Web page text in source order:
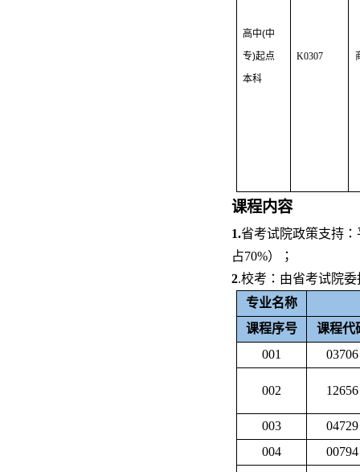
高中(中
专)起点
本科
K0307
课程内容
1.省考试院政策支持
占70%）；
2.校考：由省考试院
专业名称
课程序号
课程代
001
03706
002 12656
003
04729
004
00794